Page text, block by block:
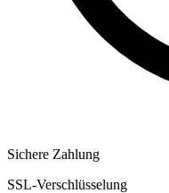
Sichere Zahlung
SSL-Verschlüsselung